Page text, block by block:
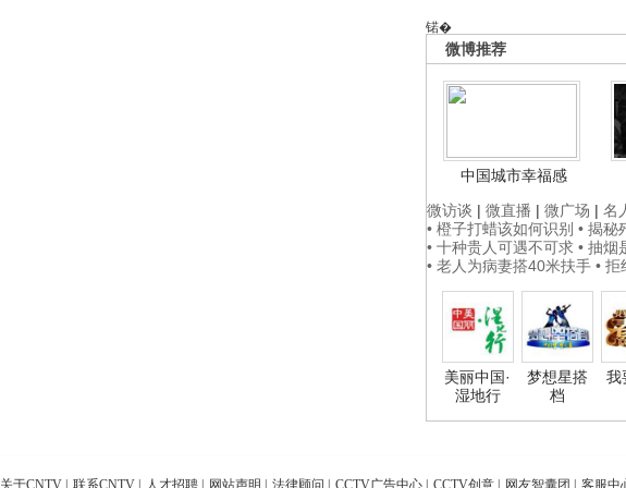
锘�
微博推荐
中国城市幸福感
微访谈 | 微直播 | 微广场 | 名
• 橙子打蜡该如何识别 • 揭秘
• 十种贵人可遇不可求 • 抽烟
• 老人为病妻搭40米扶手 • 拒
美丽中国·
湿地行
梦想星搭
档
我
关于CNTV 联系CNTV 人才招聘 网站声明 法律顾问 CCTV广告中心 CCTV创意 网友智囊团 客服中